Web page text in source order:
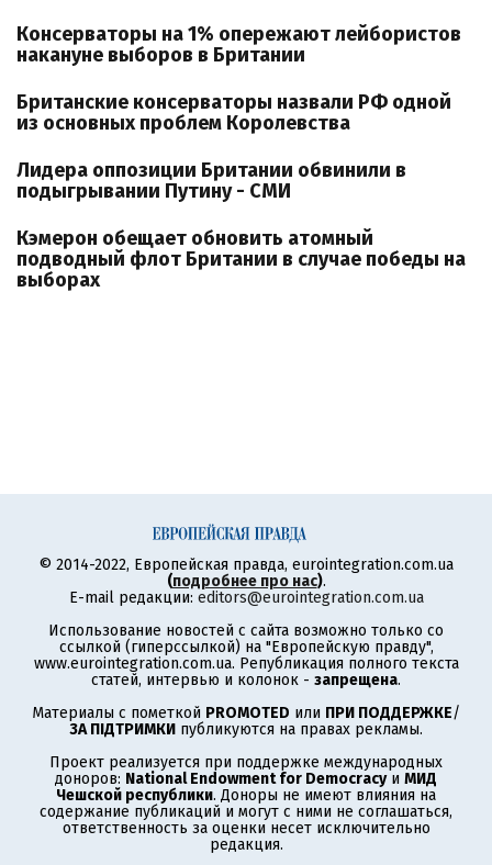
Консерваторы на 1% опережают лейбористов
накануне выборов в Британии
Британские консерваторы назвали РФ одной
из основных проблем Королевства
Лидера оппозиции Британии обвинили в
подыгрывании Путину - СМИ
Кэмерон обещает обновить атомный
подводный флот Британии в случае победы на
выборах
© 2014-2022, Европейская правда, eurointegration.com.ua
(подробнее про нас).
E-mail редакции: editors@eurointegration.com.ua
Использование новостей с сайта возможно только со
ссылкой (гиперссылкой) на "Европейскую правду",
www.eurointegration.com.ua. Републикация полного текста
статей, интервью и колонок - запрещена.
Материалы с пометкой PROMOTED или ПРИ ПОДДЕРЖКЕ/
ЗА ПІДТРИМКИ публикуются на правах рекламы.
Проект реализуется при поддержке международных
доноров: National Endowment for Democracyи МИД
Чешской республики. Доноры не имеют влияния на
содержание публикаций и могут с ними не соглашаться,
ответственность за оценки несет исключительно
редакция.